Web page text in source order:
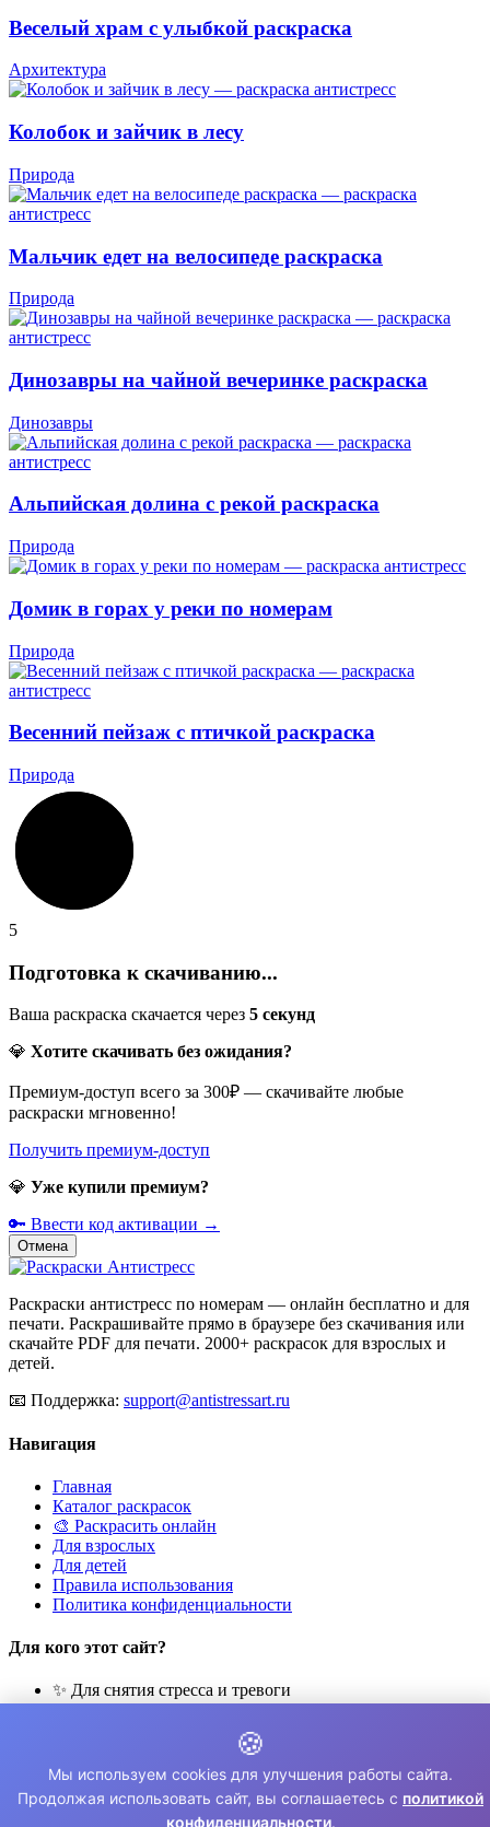
Веселый храм с улыбкой раскраска
Архитектура
Колобок и зайчик в лесу
Природа
Мальчик едет на велосипеде раскраска
Природа
Динозавры на чайной вечеринке раскраска
Динозавры
Альпийская долина с рекой раскраска
Природа
Домик в горах у реки по номерам
Природа
Весенний пейзаж с птичкой раскраска
Природа
5
Подготовка к скачиванию...
Ваша раскраска скачается через 5 секунд
💎 Хотите скачивать без ожидания?
Премиум-доступ всего за 300₽ — скачивайте любые
раскраски мгновенно!
Получить премиум-доступ
💎 Уже купили премиум?
🔑 Ввести код активации →
Отмена
Раскраски антистресс по номерам — онлайн бесплатно и для
печати. Раскрашивайте прямо в браузере без скачивания или
скачайте PDF для печати. 2000+ раскрасок для взрослых и
детей.
📧 Поддержка: support@antistressart.ru
Навигация
Главная
Каталог раскрасок
🎨 Раскрасить онлайн
Для взрослых
Для детей
Правила использования
Политика конфиденциальности
Для кого этот сайт?
✨ Для снятия стресса и тревоги
🧘 Для медитации и расслабления
👨‍👩‍👧‍👦 Для семейного досуга
© 2026 Раскраски Антистресс. Все права защищены.
🍪
Мы используем cookies для улучшения работы сайта.
Продолжая использовать сайт, вы соглашаетесь с политикой
конфиденциальности.